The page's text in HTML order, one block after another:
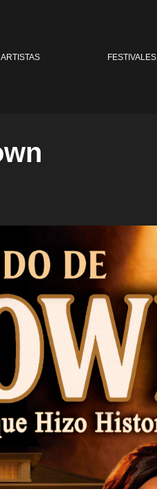
ARTISTAS FESTIVALES